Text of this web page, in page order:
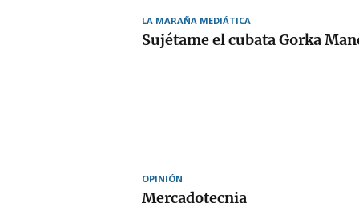
LA MARAÑA MEDIÁTICA
Sujétame el cubata Gorka
OPINIÓN
Mercadotecnia